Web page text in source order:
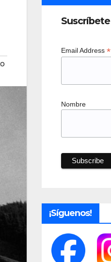
Email Address *
Nombre
¡Síguenos!